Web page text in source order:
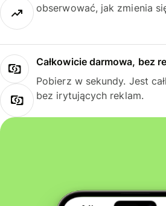
obserwować, jak zmienia
Całkowicie darmowa, bez
Pobierz w sekundy. Jest
bez irytujących reklam.